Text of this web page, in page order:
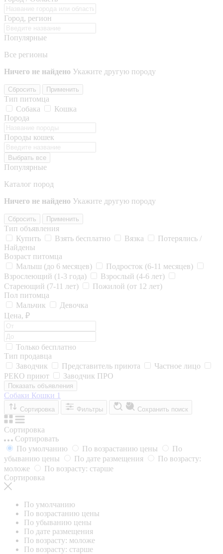
Город, регион
Популярные
Все регионы
Ничего не найдено Укажите другую породу
Сбросить Применить
Тип питомца
Собака
Кошка
Порода
Породы кошек
Выбрать все
Популярные
Каталог пород
Ничего не найдено Укажите другую породу
Сбросить Применить
Тип объявления
Купить
Взять бесплатно Вязка
Потерялись /
Найдены
Возраст питомца
Малыш (до 6 месяцев)
Подросток (6-11 месяцев)
Взрослеющий (1-3 года)
Взрослый (4-6 лет)
Стареющий (7-11 лет)
Пожилой (от 12 лет)
Пол питомца
Мальчик
Девочка
Цена, ₽
Только бесплатно
Тип продавца
Заводчик
Представитель приюта
Частное лицо
РЕКО приют
Заводчик ПРО
Показать объявления
Собаки Кошки 1
Сортировка Фильтры Сохранить поиск
Сортировка
Сортировать
По умолчанию
По возрастанию цены
По
убыванию цены
По дате размещения
По возрасту:
моложе
По возрасту: старше
Сортировка
По умолчанию
По возрастанию цены
По убыванию цены
По дате размещения
По возрасту: моложе
По возрасту: старше